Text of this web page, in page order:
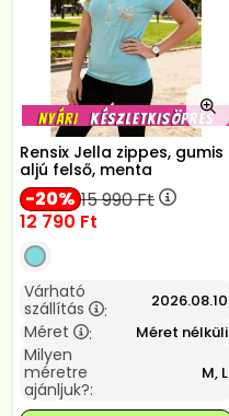
Rensix Jella zippes, gumis
aljú felső, menta
20 15 990Ft
12 790 Ft
Várható
szállítás
: 2026.08.10
Méret : Méret nélküli
Milyen
méretre
ajánljuk?:
M, L